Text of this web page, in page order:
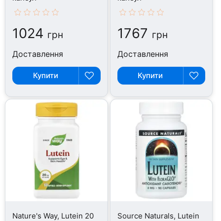
1024 грн
Доставлення
Купити
1767 грн
Доставлення
Купити
Nature's Way, Lutein 20 Source Naturals, Lutein